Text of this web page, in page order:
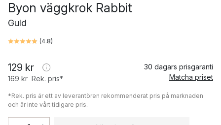
Byon väggkrok Rabbit
Guld
(4.8)
129 kr
169 kr Rek. pris*
30 dagars prisgaranti
Matcha priset
*Rek. pris är ett av leverantören rekommenderat pris på marknaden
och är inte vårt tidigare pris.